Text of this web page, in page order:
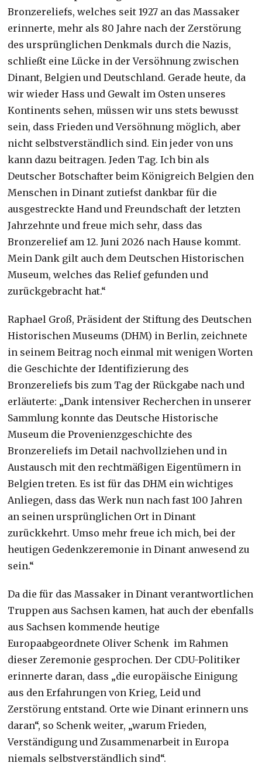
Bronzereliefs, welches seit 1927 an das Massaker
erinnerte, mehr als 80 Jahre nach der Zerstörung
des ursprünglichen Denkmals durch die Nazis,
schließt eine Lücke in der Versöhnung zwischen
Dinant, Belgien und Deutschland. Gerade heute, da
wir wieder Hass und Gewalt im Osten unseres
Kontinents sehen, müssen wir uns stets bewusst
sein, dass Frieden und Versöhnung möglich, aber
nicht selbstverständlich sind. Ein jeder von uns
kann dazu beitragen. Jeden Tag. Ich bin als
Deutscher Botschafter beim Königreich Belgien den
Menschen in Dinant zutiefst dankbar für die
ausgestreckte Hand und Freundschaft der letzten
Jahrzehnte und freue mich sehr, dass das
Bronzerelief am 12. Juni 2026 nach Hause kommt.
Mein Dank gilt auch dem Deutschen Historischen
Museum, welches das Relief gefunden und
zurückgebracht hat.“
Raphael Groß, Präsident der Stiftung des Deutschen
Historischen Museums (DHM) in Berlin, zeichnete
in seinem Beitrag noch einmal mit wenigen Worten
die Geschichte der Identifizierung des
Bronzereliefs bis zum Tag der Rückgabe nach und
erläuterte: „Dank intensiver Recherchen in unserer
Sammlung konnte das Deutsche Historische
Museum die Provenienzgeschichte des
Bronzereliefs im Detail nachvollziehen und in
Austausch mit den rechtmäßigen Eigentümern in
Belgien treten. Es ist für das DHM ein wichtiges
Anliegen, dass das Werk nun nach fast 100 Jahren
an seinen ursprünglichen Ort in Dinant
zurückkehrt. Umso mehr freue ich mich, bei der
heutigen Gedenkzeremonie in Dinant anwesend zu
sein.“
Da die für das Massaker in Dinant verantwortlichen
Truppen aus Sachsen kamen, hat auch der ebenfalls
aus Sachsen kommende heutige
Europaabgeordnete Oliver Schenk im Rahmen
dieser Zeremonie gesprochen. Der CDU-Politiker
erinnerte daran, dass „die europäische Einigung
aus den Erfahrungen von Krieg, Leid und
Zerstörung entstand. Orte wie Dinant erinnern uns
daran“, so Schenk weiter, „warum Frieden,
Verständigung und Zusammenarbeit in Europa
niemals selbstverständlich sind“.